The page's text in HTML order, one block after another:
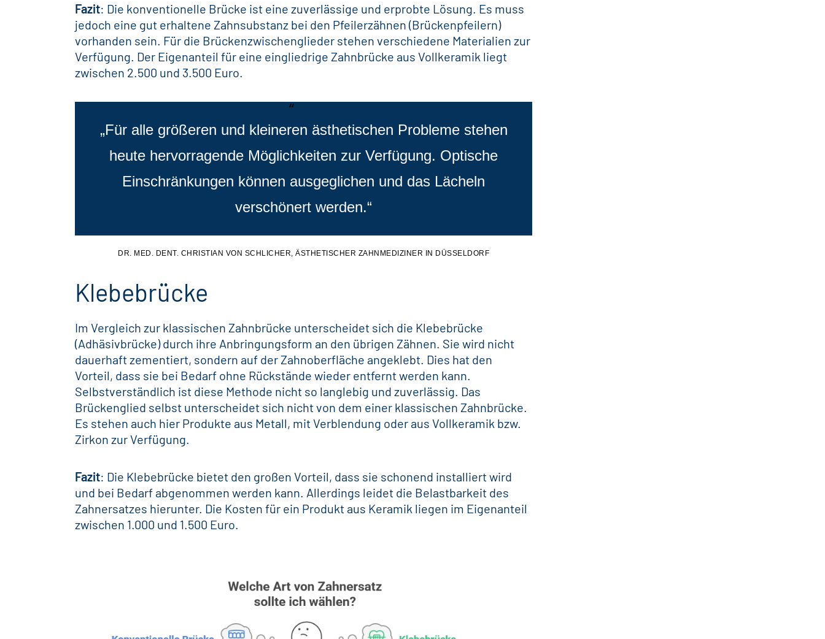
Fazit: Die konventionelle Brücke ist eine zuverlässige und erprobte Lösung. Es muss
jedoch eine gut erhaltene Zahnsubstanz bei den Pfeilerzähnen (Brückenpfeilern)
vorhanden sein. Für die Brückenzwischenglieder stehen verschiedene Materialien zur
Verfügung. Der Eigenanteil für eine eingliedrige Zahnbrücke aus Vollkeramik liegt
zwischen 2.500 und 3.500 Euro.
„Für alle größeren und kleineren ästhetischen Probleme stehen
heute hervorragende Möglichkeiten zur Verfügung. Optische
Einschränkungen können ausgeglichen und das Lächeln
verschönert werden.“
DR. MED. DENT. CHRISTIAN VON SCHLICHER, ÄSTHETISCHER ZAHNMEDIZINER IN DÜSSELDORF
Klebebrücke
Im Vergleich zur klassischen Zahnbrücke unterscheidet sich die Klebebrücke
(Adhäsivbrücke) durch ihre Anbringungsform an den übrigen Zähnen. Sie wird nicht
dauerhaft zementiert, sondern auf der Zahnoberfläche angeklebt. Dies hat den
Vorteil, dass sie bei Bedarf ohne Rückstände wieder entfernt werden kann.
Selbstverständlich ist diese Methode nicht so langlebig und zuverlässig. Das
Brückenglied selbst unterscheidet sich nicht von dem einer klassischen Zahnbrücke.
Es stehen auch hier Produkte aus Metall, mit Verblendung oder aus Vollkeramik bzw.
Zirkon zur Verfügung.
Fazit: Die Klebebrücke bietet den großen Vorteil, dass sie schonend installiert wird
und bei Bedarf abgenommen werden kann. Allerdings leidet die Belastbarkeit des
Zahnersatzes hierunter. Die Kosten für ein Produkt aus Keramik liegen im Eigenanteil
zwischen 1.000 und 1.500 Euro.